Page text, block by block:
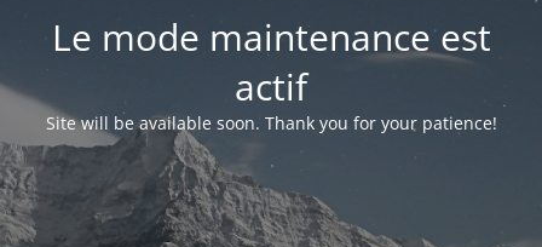
Le mode maintenance est
actif
Site will be available soon. Thank you for your patience!